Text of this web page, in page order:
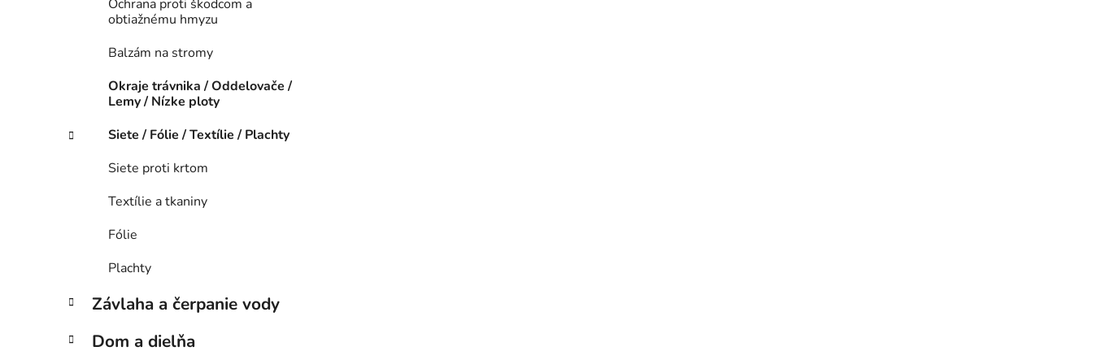
Ochrana proti škodcom a
obtiažnému hmyzu
Balzám na stromy
Okraje trávnika / Oddelovače /
Lemy / Nízke ploty
Siete / Fólie / Textílie / Plachty
Siete proti krtom
Textílie a tkaniny
Fólie
Plachty
Závlaha a čerpanie vody
Dom a dielňa